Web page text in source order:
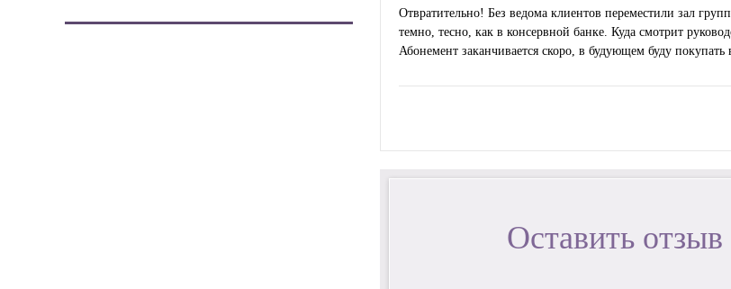
Отвратительно! Без ведома клиентов переместили зал
темно, тесно, как в консервной банке. Куда смотрит
Абонемент заканчивается скоро, в будующем буду покупать
Оставить отзыв